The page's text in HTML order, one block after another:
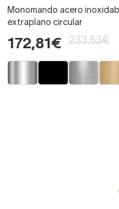
Monomando acero
extraplano circular
172,81€ 233,53€